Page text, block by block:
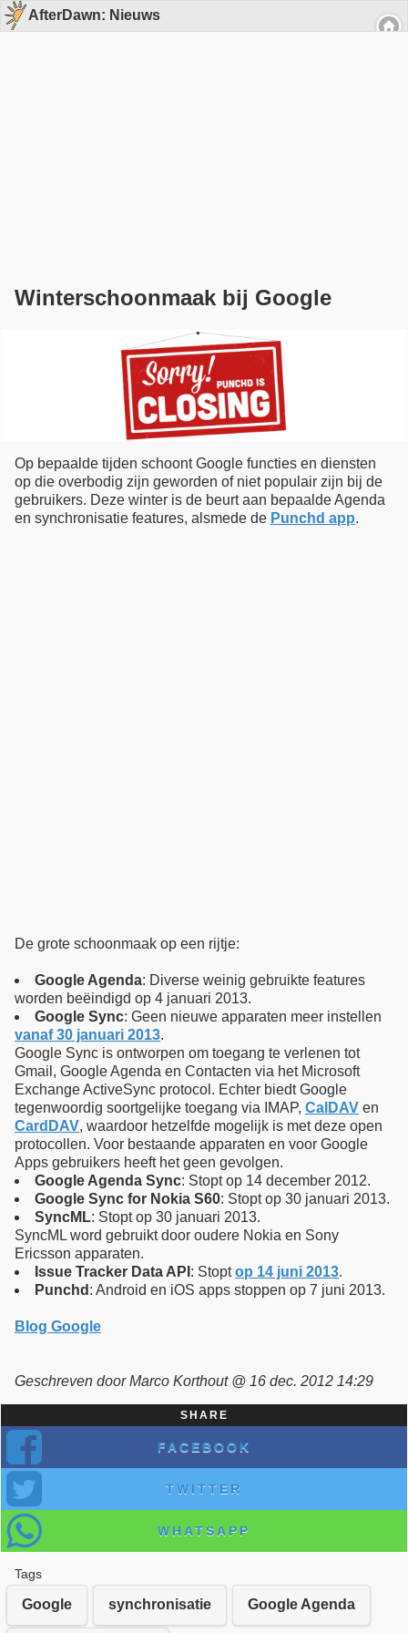
AfterDawn: Nieuws
Winterschoonmaak bij Google
Op bepaalde tijden schoont Google functies en diensten
op die overbodig zijn geworden of niet populair zijn bij de
gebruikers. Deze winter is de beurt aan bepaalde Agenda
en synchronisatie features, alsmede de Punchd app.
De grote schoonmaak op een rijtje:
Google Agenda: Diverse weinig gebruikte features
worden beëindigd op 4 januari 2013.
Google Sync: Geen nieuwe apparaten meer instellen
vanaf 30 januari 2013.
Google Sync is ontworpen om toegang te verlenen tot
Gmail, Google Agenda en Contacten via het Microsoft
Exchange ActiveSync protocol. Echter biedt Google
tegenwoordig soortgelijke toegang via IMAP, CalDAV en
CardDAV, waardoor hetzelfde mogelijk is met deze open
protocollen. Voor bestaande apparaten en voor Google
Apps gebruikers heeft het geen gevolgen.
Google Agenda Sync: Stopt op 14 december 2012.
Google Sync for Nokia S60: Stopt op 30 januari 2013.
SyncML: Stopt op 30 januari 2013.
SyncML word gebruikt door oudere Nokia en Sony
Ericsson apparaten.
Issue Tracker Data API : Stoptop 14 juni 2013.
Punchd : Android en iOS apps stoppen op 7 juni 2013.
Blog Google
Geschreven door Marco Korthout @ 16 dec. 2012 14:29
SHARE
FACEBOOK
TWITTER
WHATSAPP
Tags
Google synchronisatie Google Agenda